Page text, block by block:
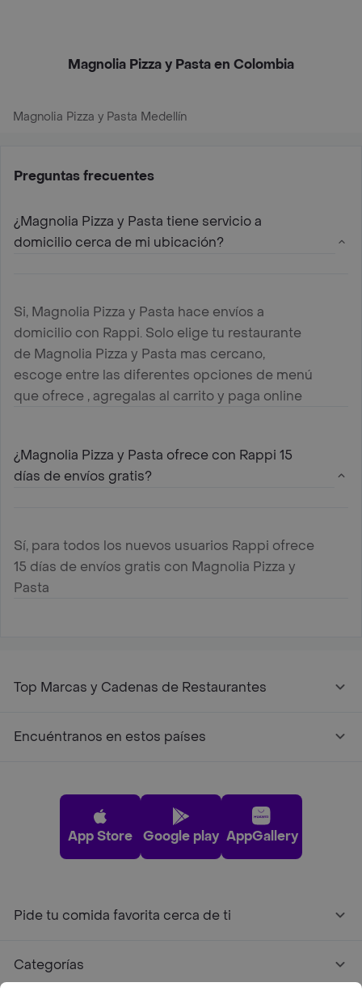
Magnolia Pizza y Pasta en Colombia
Magnolia Pizza y Pasta Medellín
Preguntas frecuentes
¿Magnolia Pizza y Pasta tiene servicio a
domicilio cerca de mi ubicación?
Si, Magnolia Pizza y Pasta hace envíos a
domicilio con Rappi. Solo elige tu restaurante
de Magnolia Pizza y Pasta mas cercano,
escoge entre las diferentes opciones de menú
que ofrece , agregalas al carrito y paga online
¿Magnolia Pizza y Pasta ofrece con Rappi 15
días de envíos gratis?
Sí, para todos los nuevos usuarios Rappi ofrece
15 días de envíos gratis con Magnolia Pizza y
Pasta
Top Marcas y Cadenas de Restaurantes
Encuéntranos en estos países
App Store Google play AppGallery
Pide tu comida favorita cerca de ti
Categorías